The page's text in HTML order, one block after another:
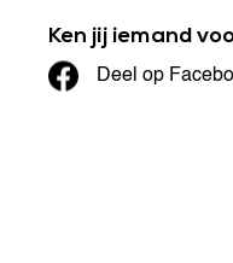
Ken jij iemand
Deel op